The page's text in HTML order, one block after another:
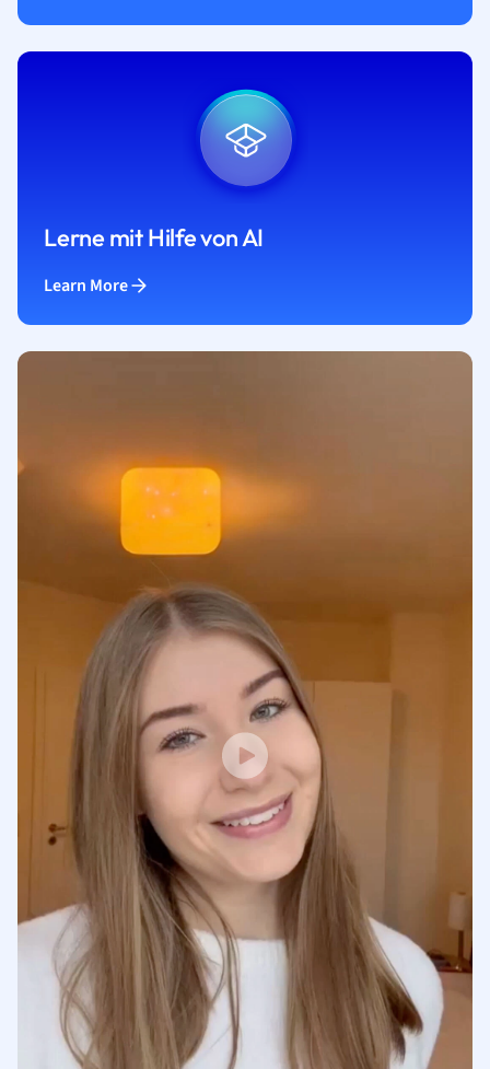
Lerne mit Hilfe von AI
Learn More